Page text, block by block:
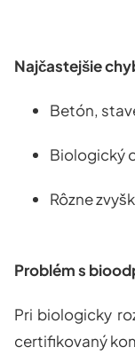
Najčastejšie
Betón,
Biologický
Rôzne
Problém s
Pri biologicky
certifikovaný